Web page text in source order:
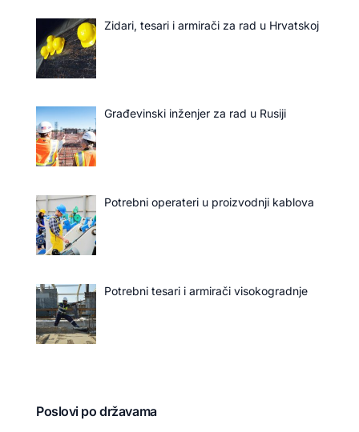
Zidari, tesari i armirači za rad u Hrvatskoj
Građevinski inženjer za rad u Rusiji
Potrebni operateri u proizvodnji kablova
Potrebni tesari i armirači visokogradnje
Poslovi po državama